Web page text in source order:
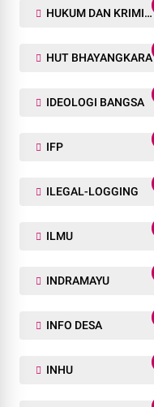
HUKUM DAN KRIMINAL
HUT BHAYANGKARA
IDEOLOGI BANGSA
IFP
ILEGAL-LOGGING
ILMU
INDRAMAYU
INFO DESA
INHU